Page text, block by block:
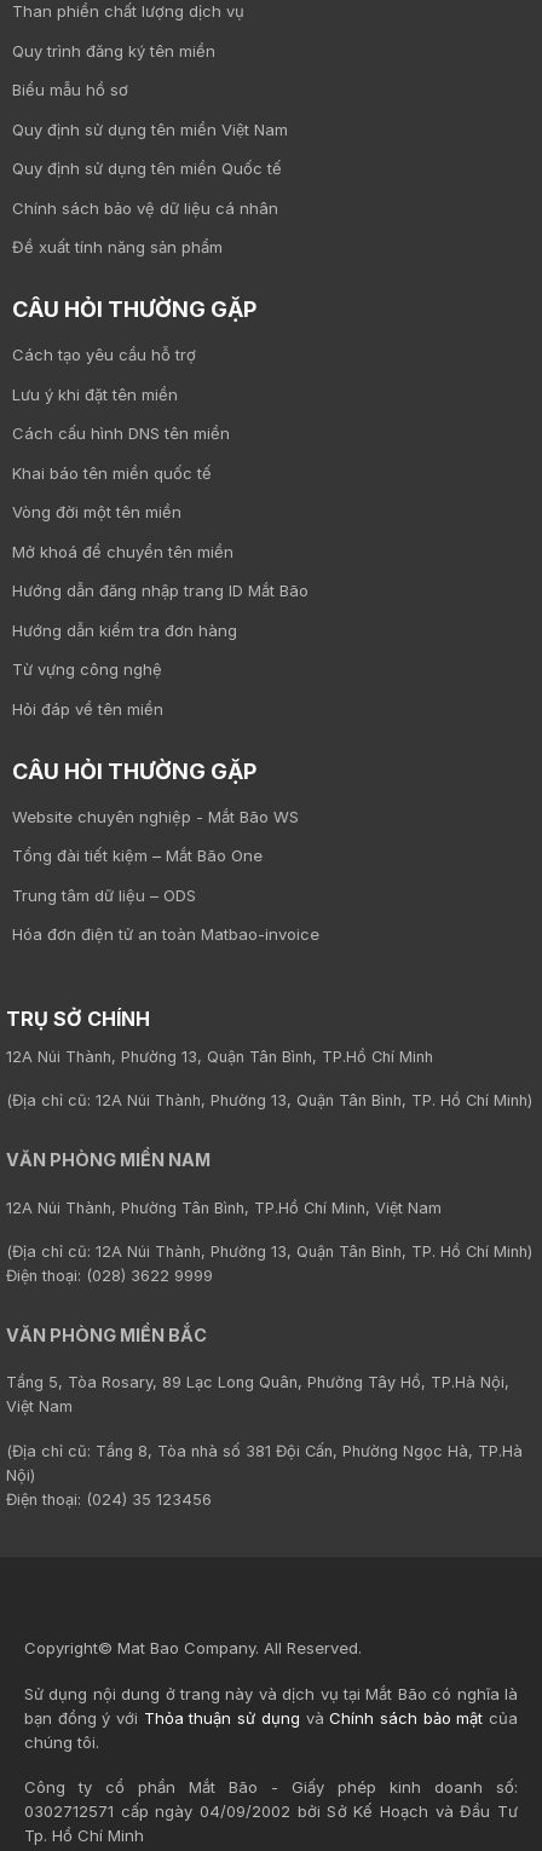
Than phiền chất lượng dịch vụ
Quy trình đăng ký tên miền
Biểu mẫu hồ sơ
Quy định sử dụng tên miền Việt Nam
Quy định sử dụng tên miền Quốc tế
Chính sách bảo vệ dữ liệu cá nhân
Đề xuất tính năng sản phẩm
CÂU HỎI THƯỜNG GẶP
Cách tạo yêu cầu hỗ trợ
Lưu ý khi đặt tên miền
Cách cấu hình DNS tên miền
Khai báo tên miền quốc tế
Vòng đời một tên miền
Mở khoá để chuyển tên miền
Hướng dẫn đăng nhập trang ID Mắt Bão
Hướng dẫn kiểm tra đơn hàng
Từ vựng công nghệ
Hỏi đáp về tên miền
CÂU HỎI THƯỜNG GẶP
Website chuyên nghiệp - Mắt Bão WS
Tổng đài tiết kiệm – Mắt Bão One
Trung tâm dữ liệu – ODS
Hóa đơn điện tử an toàn Matbao-invoice
TRỤ SỞ CHÍNH
12A Núi Thành, Phường 13, Quận Tân Bình, TP.Hồ Chí Minh
(Địa chỉ cũ: 12A Núi Thành, Phường 13, Quận Tân Bình, TP. Hồ Chí Minh)
VĂN PHÒNG MIỀN NAM
12A Núi Thành, Phường Tân Bình, TP.Hồ Chí Minh, Việt Nam
(Địa chỉ cũ: 12A Núi Thành, Phường 13, Quận Tân Bình, TP. Hồ Chí Minh)
Điện thoại: (028) 3622 9999
VĂN PHÒNG MIỀN BẮC
Tầng 5, Tòa Rosary, 89 Lạc Long Quân, Phường Tây Hồ, TP.Hà Nội,
Việt Nam
(Địa chỉ cũ: Tầng 8, Tòa nhà số 381 Đội Cấn, Phường Ngọc Hà, TP.Hà
Nội)
Điện thoại: (024) 35 123456
Copyright© Mat Bao Company. All Reserved.
Sử dụng nội dung ở trang này và dịch vụ tại Mắt Bão có nghĩa là
bạn đồng ý với Thỏa thuận sử dụng vàChính sách bảo mật của
chúng tôi.
Công ty cổ phần Mắt Bão - Giấy phép kinh doanh số:
0302712571 cấp ngày 04/09/2002 bởi Sở Kế Hoạch và Đầu Tư
Tp. Hồ Chí Minh